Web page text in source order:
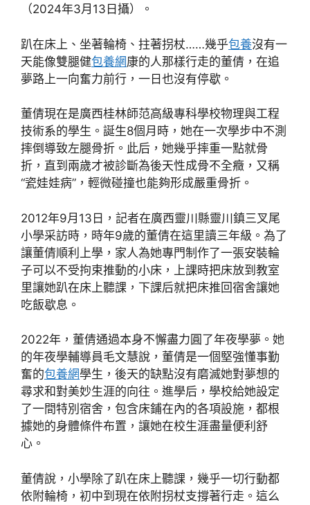
（2024年3月13日攝）。
趴在床上、坐著輪椅、拄著拐杖……幾乎包養沒有一
天能像雙腿健包養網康的人那樣行走的董倩，在追
夢路上一向奮力前行，一日也沒有停歇。
董倩現在是廣西桂林師范高級專科學校物理與工程
技術系的學生。誕生8個月時，她在一次學步中不測
摔倒導致左腿骨折。此后，她幾乎摔重一點就骨
折，直到兩歲才被診斷為後天性成骨不全癥，又稱
“瓷娃娃病”，輕微碰撞也能夠形成嚴重骨折。
2012年9月13日，記者在廣西靈川縣靈川鎮三叉尾
小學采訪時，時年9歲的董倩在這里讀三年級。為了
讓董倩順利上學，家人為她專門制作了一張安裝輪
子可以不受拘束推動的小床，上課時把床放到教室
里讓她趴在床上聽課，下課后就把床推回宿舍讓她
吃飯歇息。
2022年，董倩通過本身不懈盡力圓了年夜學夢。她
的年夜學輔導員毛文慧說，董倩是一個堅強懂事勤
奮的包養網學生，後天的缺點沒有磨滅她對夢想的
尋求和對美妙生涯的向往。進學后，學校給她設定
了一間特別宿舍，包含床鋪在內的各項設施，都根
據她的身體條件布置，讓她在校生涯盡量便利舒
心。
董倩說，小學除了趴在床上聽課，幾乎一切行動都
依附輪椅，初中到現在依附拐杖支撐著行走。這么